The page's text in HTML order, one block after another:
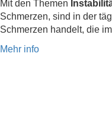
Mit den Themen
Schmerzen, sind in der
Schmerzen handelt, die
Mehr info